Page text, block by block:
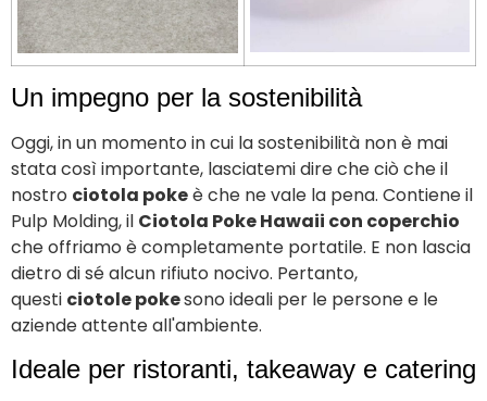
Un impegno per la sostenibilità
Oggi, in un momento in cui la sostenibilità non è mai
stata così importante, lasciatemi dire che ciò che il
nostro ciotola pokeè che ne vale la pena. Contiene il
Pulp Molding, il Ciotola Poke Hawaii con coperchio
che offriamo è completamente portatile. E non lascia
dietro di sé alcun rifiuto nocivo. Pertanto,
questi ciotole pokesono ideali per le persone e le
aziende attente all'ambiente.
Ideale per ristoranti, takeaway e catering